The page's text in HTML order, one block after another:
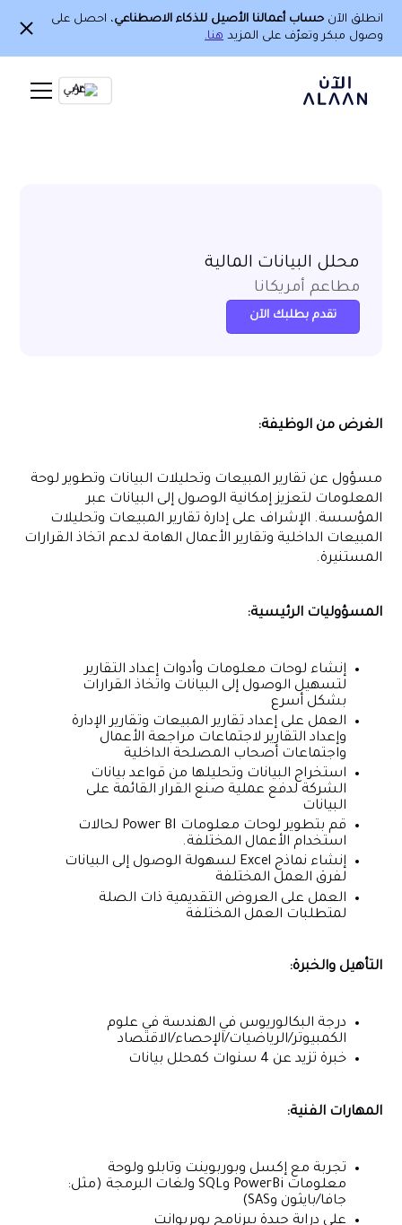
انطلق الآن حساب أعمالنا الأصيل للذكاء الاصطناعي، احصل على
وصول مبكر وتعرّف على المزيد هنا.
Ar
محلل البيانات المالية
مطاعم أمريكانا
تقدم بطلبك الآن
الغرض من الوظيفة:
مسؤول عن تقارير المبيعات وتحليلات البيانات وتطوير لوحة
المعلومات لتعزيز إمكانية الوصول إلى البيانات عبر
المؤسسة. الإشراف على إدارة تقارير المبيعات وتحليلات
المبيعات الداخلية وتقارير الأعمال الهامة لدعم اتخاذ القرارات
المستنيرة.
المسؤوليات الرئيسية:
إنشاء لوحات معلومات وأدوات إعداد التقارير
لتسهيل الوصول إلى البيانات واتخاذ القرارات
بشكل أسرع
العمل على إعداد تقارير المبيعات وتقارير الإدارة
وإعداد التقارير لاجتماعات مراجعة الأعمال
واجتماعات أصحاب المصلحة الداخلية
استخراج البيانات وتحليلها من قواعد بيانات
الشركة لدفع عملية صنع القرار القائمة على
البيانات
قم بتطوير لوحات معلومات Power BI لحالات
استخدام الأعمال المختلفة.
إنشاء نماذج Excel لسهولة الوصول إلى البيانات
لفرق العمل المختلفة
العمل على العروض التقديمية ذات الصلة
لمتطلبات العمل المختلفة
التأهيل والخبرة:
درجة البكالوريوس في الهندسة في علوم
الكمبيوتر/الرياضيات/الإحصاء/الاقتصاد
خبرة تزيد عن 4 سنوات كمحلل بيانات
المهارات الفنية:
تجربة مع إكسل وبوربوينت وتابلو ولوحة
معلومات PowerBi وSQL ولغات البرمجة (مثل:
جافا/بايثون وSAS)
على دراية جيدة ببرنامج بويربوانت